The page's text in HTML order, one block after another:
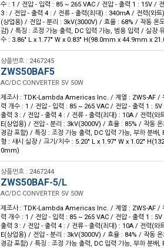
수 : 1 / 전압 - 입력 : 85 ~ 265 VAC / 전압 - 출력 1 : 15V /
3 : / 전압 - 출력 4 : / 전류 - 출력(최대) : 340mA / 전력(와
(상업용) / 전압 - 분리 : 3kV(3000V) / 효율 : 68% / 작동 온
감) / 특징 : 조정 가능 출력, DC 입력 가능, 범용 입력 / 실장
수 : 3.86" L x 1.77" W x 0.83" H(98.0mm x 44.9mm x
상품번호 : 2467245
ZWS50BAF5
AC/DC CONVERTER 5V 50W
제조사 : TDK-Lambda Americas Inc. / 계열 : ZWS-AF /
력 개수 : 1 / 전압 - 입력 : 85 ~ 265 VAC / 전압 - 출력 1 :
출력 3 : / 전압 - 출력 4 : / 전류 - 출력(최대) : 10A / 전력(와
E(상업용) / 전압 - 분리 : 3kV(3000V) / 효율 : 85% / 작동 온
경감 포함) / 특징 : 조정 가능 출력, DC 입력 가능, 부하 분배
형 : 섀시 실장 / 크기/치수 : 5.20" L x 1.97" W x 1.02"
0mm)
상품번호 : 2467244
ZWS50BAF-5/L
AC/DC CONVERTER 5V 50W
제조사 : TDK-Lambda Americas Inc. / 계열 : ZWS-AF /
력 개수 : 1 / 전압 - 입력 : 85 ~ 265 VAC / 전압 - 출력 1 :
출력 3 : / 전압 - 출력 4 : / 전류 - 출력(최대) : 10A / 전력(와
E(상업용) / 전압 - 분리 : 3kV(3000V) / 효율 : 84% / 작동 온
경감 포함) / 특징 : 조정 가능 출력, DC 입력 가능, 부하 분배